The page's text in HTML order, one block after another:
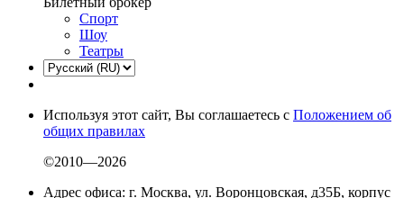
Спорт
Шоу
Театры
Используя этот сайт, Вы соглашаетесь с Положением об
общих правилах
©2010—2026
Адрес офиса: г. Москва, ул. Воронцовская, д35Б, корпус